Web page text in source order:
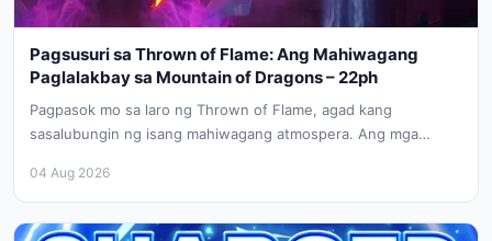
Pagsusuri sa Thrown of Flame: Ang Mahiwagang
Paglalakbay sa Mountain of Dragons – 22ph
Pagpasok mo sa laro ng Thrown of Flame, agad kang
sasalubungin ng isang mahiwagang atmospera. Ang mga
04 Aug 2026